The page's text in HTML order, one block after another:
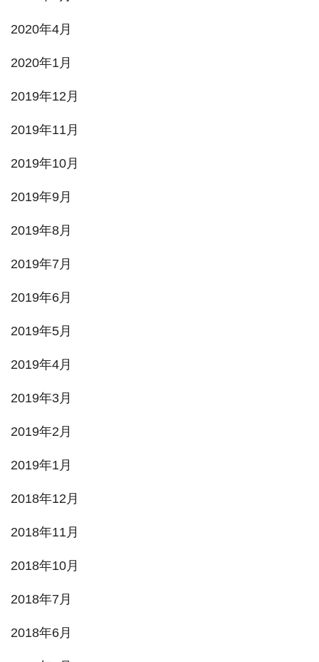
2020年4月
2020年1月
2019年12月
2019年11月
2019年10月
2019年9月
2019年8月
2019年7月
2019年6月
2019年5月
2019年4月
2019年3月
2019年2月
2019年1月
2018年12月
2018年11月
2018年10月
2018年7月
2018年6月